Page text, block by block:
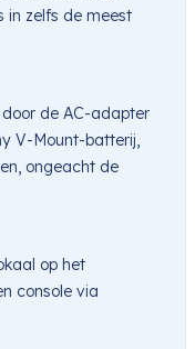
in zelfs de meest
de AC-adapter
V-Mount-batterij,
ongeacht de
op het
console via